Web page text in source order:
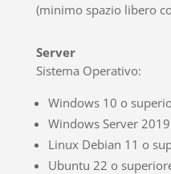
(minimo spazio libero
Server
Sistema Operativo:
Windows 10 o
Windows Server
Linux Debian 11 o
Ubuntu 22 o